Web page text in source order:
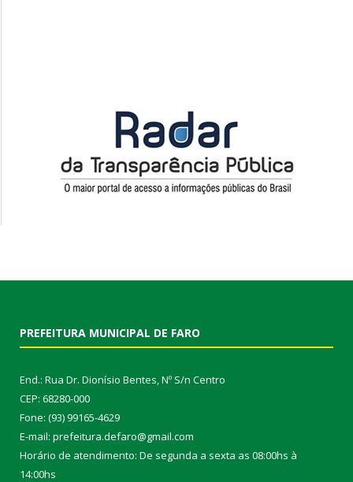
PREFEITURA MUNICIPAL DE FARO
End.: Rua Dr. Dionísio Bentes, Nº S/n Centro
CEP: 68280-000
Fone: (93) 99165-4629
E-mail: prefeitura.defaro@gmail.com
Horário de atendimento: De segunda a sexta as 08:00hs à
14:00hs